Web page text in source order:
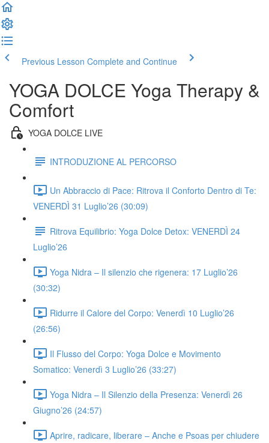
Previous Lesson Complete and Continue
YOGA DOLCE Yoga Therapy &
Comfort
YOGA DOLCE LIVE
INTRODUZIONE AL PERCORSO
Un Abbraccio di Pace: Ritrova il Conforto Dentro di Te:
VENERDÌ 31 Luglio’26 (30:09)
Ritrova Equilibrio: Yoga Dolce Detox: VENERDÌ 24
Luglio’26
Yoga Nidra – Il silenzio che rigenera: 17 Luglio’26
(30:32)
Ridurre il Calore del Corpo: Venerdì 10 Luglio’26
(26:56)
Il Flusso del Corpo: Yoga Dolce e Movimento
Somatico: Venerdì 3 Luglio’26 (33:27)
Yoga Nidra – Il Silenzio della Presenza: Venerdì 26
Giugno’26 (24:57)
Aprire, radicare, liberare – Anche e Psoas per chiudere